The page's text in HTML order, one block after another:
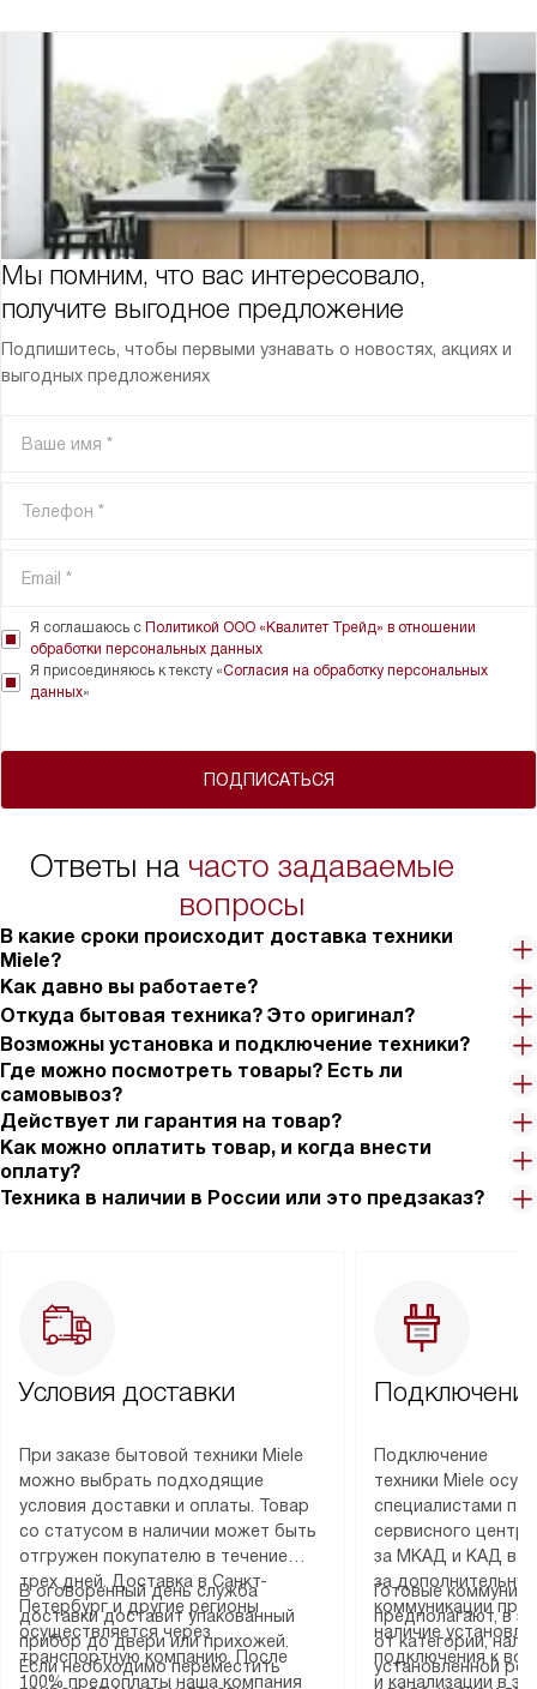
Мы помним, что вас интересовало,
получите выгодное предложение
Подпишитесь, чтобы первыми узнавать о новостях, акциях и
выгодных предложениях
ПОДПИСАТЬСЯ
Я соглашаюсь с Политикой ООО «Квалитет Трейд» в отношении
обработки персональных данных
Я присоединяюсь к тексту «Согласия на обработку персональных
данных»
Ответы на часто задаваемые
вопросы
В какие сроки происходит доставка техники
Miele?
Как давно вы работаете?
Откуда бытовая техника? Это оригинал?
Возможны установка и подключение техники?
Где можно посмотреть товары? Есть ли
самовывоз?
Действует ли гарантия на товар?
Как можно оплатить товар, и когда внести
оплату?
Техника в наличии в России или это предзаказ?
Условия доставки
При заказе бытовой техники Miele
можно выбрать подходящие
условия доставки и оплаты. Товар
со статусом в наличии может быть
отгружен покупателю в течение
трех дней. Доставка в Санкт-
Петербург и другие регионы
осуществляется через
транспортную компанию. После
100% предоплаты наша компания
В оговоренный день служба
доставки доставит упакованный
прибор до двери или прихожей.
Если необходимо переместить
Подключение
техники Miele
специалистами
сервисного
за МКАД и КАД
за
коммуникации
наличие
подключения к
и канализации в
Готовые
предполагают, в
от категории,
установленной